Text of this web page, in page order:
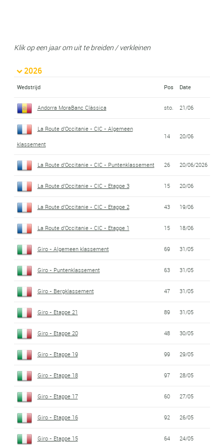
Klik op een jaar om uit te breiden / verkleinen
2026
Wedstrijd Pos Date
Andorra MoraBanc Clàssica sto. 21/06
La Route d'Occitanie - CIC - Algemeen
klassement
14 20/06
La Route d'Occitanie - CIC - Puntenklassement 26 20/06/2026
La Route d'Occitanie - CIC - Etappe 3 15 20/06
La Route d'Occitanie - CIC - Etappe 2 43 19/06
La Route d'Occitanie - CIC - Etappe 1 15 18/06
Giro - Algemeen klassement 69 31/05
Giro - Puntenklassement 63 31/05
Giro - Bergklassement 47 31/05
Giro - Etappe 21 89 31/05
Giro - Etappe 20 48 30/05
Giro - Etappe 19 99 29/05
Giro - Etappe 18 97 28/05
Giro - Etappe 17 60 27/05
Giro - Etappe 16 92 26/05
Giro - Etappe 15 64 24/05